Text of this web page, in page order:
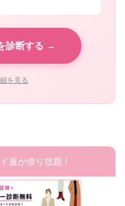
診断する →
を見る
服が借り放題！